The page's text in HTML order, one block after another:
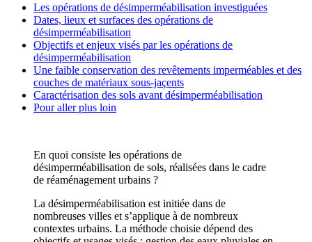
Les opérations de désimperméabilisation investiguées
Dates, lieux et surfaces des opérations de
désimperméabilisation
Objectifs et enjeux visés par les opérations de
désimperméabilisation
Une faible conservation des revêtements imperméables et des
couches de matériaux sous-jaçents
Caractérisation des sols avant désimperméabilisation
Pour aller plus loin
En quoi consiste les opérations de
désimperméabilisation de sols, réalisées dans le cadre
de réaménagement urbains ?
La désimperméabilisation est initiée dans de
nombreuses villes et s’applique à de nombreux
contextes urbains. La méthode choisie dépend des